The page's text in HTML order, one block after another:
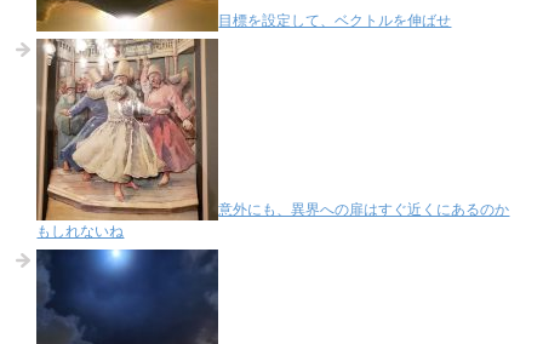
目標を設定して、ベクトルを伸ばせ
意外にも、異界への扉はすぐ近くにあるのか
もしれないね